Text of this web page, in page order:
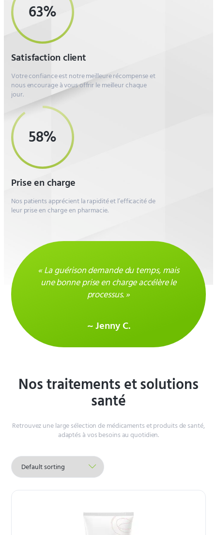
86%
Satisfaction client
Votre confiance est notre meilleure récompense et
nous encourage à vous offrir le meilleur chaque
jour.
81%
Prise en charge
Nos patients apprécient la rapidité et l’efficacité de
leur prise en charge en pharmacie.
« La guérison demande du temps, mais
une bonne prise en charge accélère le
processus. »
~ Jenny C.
Nos traitements et solutions
santé
Retrouvez une large sélection de médicaments et produits de santé,
adaptés à vos besoins au quotidien.